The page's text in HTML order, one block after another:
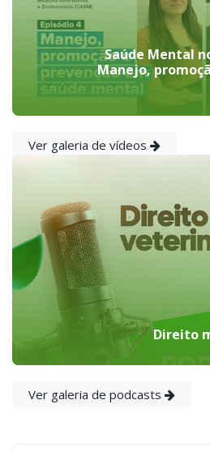
Saúde Mental
Manejo,
Ver galeria de vídeos
Direito
Ver galeria de podcasts